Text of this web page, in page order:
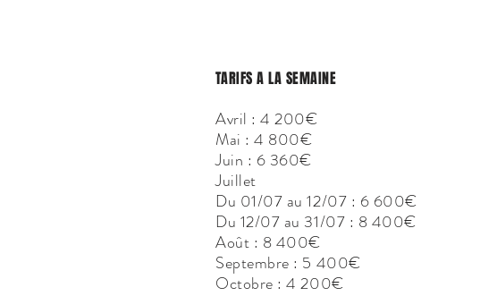
TARIFS A LA SEMAINE
Avril : 4 200€
Mai : 4 800€
Juin : 6 360€
Juillet
Du 01/07 au 12/07 : 6 600€
Du 12/07 au 31/07 : 8 400€
Août : 8 400€
Septembre : 5 400€
Octobre : 4 200€